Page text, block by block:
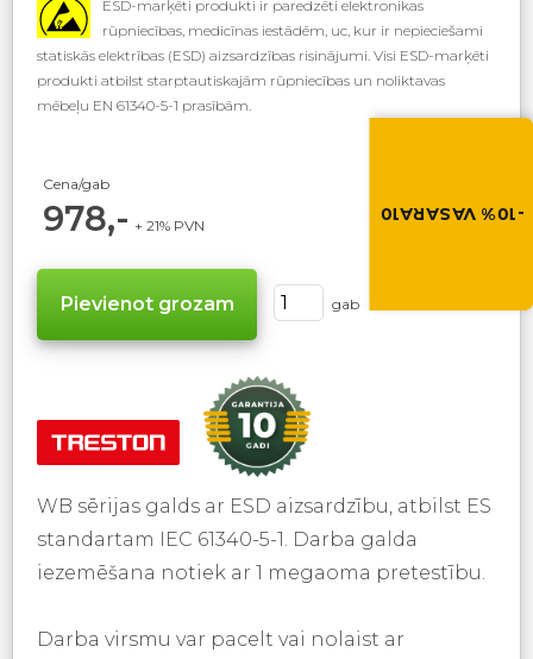
Vasara nāk ar
-10% VASARA10
ESD-marķēti produkti ir paredzēti elektronikas
rūpniecības, medicīnas iestādēm, uc, kur ir nepieciešami
statiskās elektrības (ESD) aizsardzības risinājumi. Visi ESD-marķēti
produkti atbilst starptautiskajām rūpniecības un noliktavas
mēbeļu EN 61340-5-1 prasībām.
Cena/gab
978,- + 21% PVN
gab
WB sērijas galds ar ESD aizsardzību, atbilst ES
standartam IEC 61340-5-1. Darba galda
iezemēšana notiek ar 1 megaoma pretestību.
Darba virsmu var pacelt vai nolaist ar